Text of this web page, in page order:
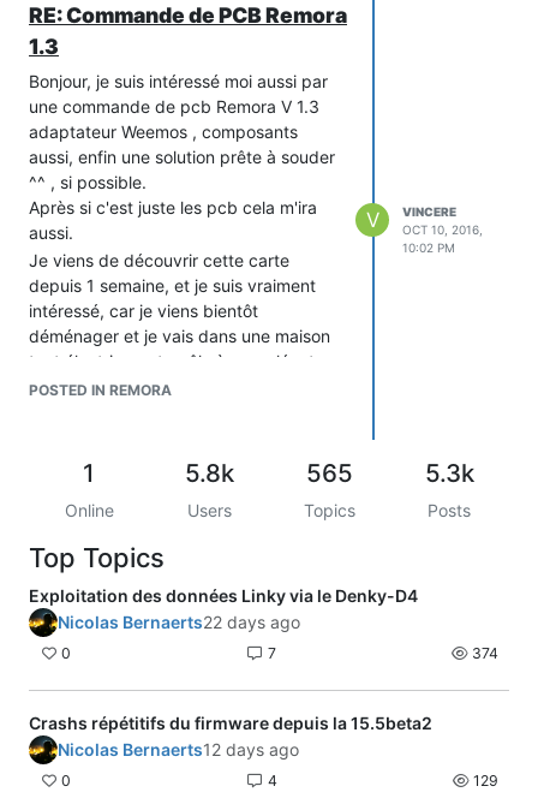
RE: Commande de PCB Remora
1.3
Bonjour, je suis intéressé moi aussi par
une commande de pcb Remora V 1.3
adaptateur Weemos , composants
aussi, enfin une solution prête à souder
^^ , si possible.
Après si c'est juste les pcb cela m'ira
aussi.
Je viens de découvrir cette carte
depuis 1 semaine, et je suis vraiment
intéressé, car je viens bientôt
déménager et je vais dans une maison
tout électrique et poêle à granulé, et
j'adore depuis un longtemps la
Cordialement.
POSTED IN REMORA
V
VINCERE
OCT 10, 2016,
10:02 PM
1
Online
5.8k
Users
565
Topics
5.3k
Posts
Top Topics
Exploitation des données Linky via le Denky-D4
Nicolas Bernaerts22 days ago
0 7 374
Crashs répétitifs du firmware depuis la 15.5beta2
Nicolas Bernaerts12 days ago
0 4 129